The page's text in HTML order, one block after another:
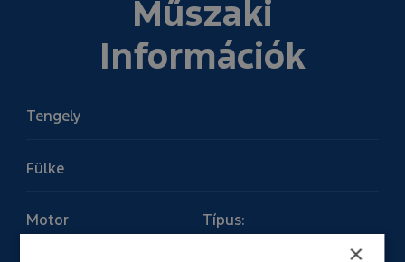
Műszaki
Információk
Tengely
Fülke
Motor
Típus:
×